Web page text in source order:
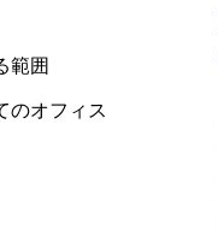
範囲
のオフィス